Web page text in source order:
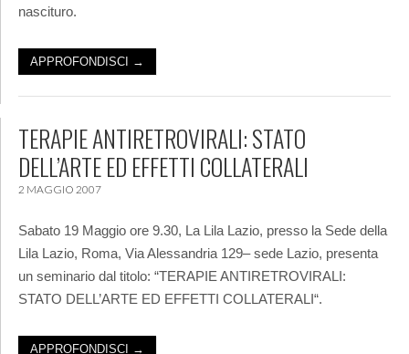
nascituro.
APPROFONDISCI →
TERAPIE ANTIRETROVIRALI: STATO
DELL’ARTE ED EFFETTI COLLATERALI
2 MAGGIO 2007
Sabato 19 Maggio ore 9.30, La Lila Lazio, presso la Sede della
Lila Lazio, Roma, Via Alessandria 129– sede Lazio, presenta
un seminario dal titolo: “TERAPIE ANTIRETROVIRALI:
STATO DELL’ARTE ED EFFETTI COLLATERALI“.
APPROFONDISCI →